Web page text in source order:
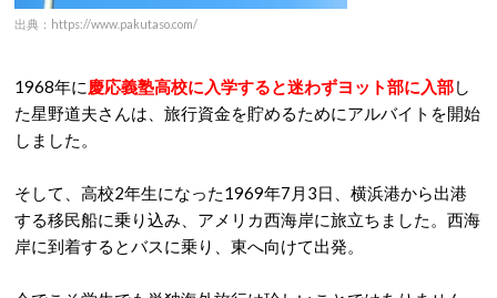
出典：https://www.pakutaso.com/
1968年に慶応義塾高校に入学すると迷わずヨット部に入部し
た星野道夫さんは、旅行資金を貯めるためにアルバイトを開始
しました。
そして、高校2年生になった1969年7月3日、横浜港から出港
する移民船に乗り込み、アメリカ西海岸に旅立ちました。西海
岸に到着するとバスに乗り、東へ向けて出発。